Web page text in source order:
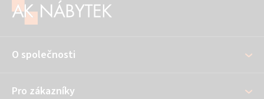
O společnosti
Pro zákazníky